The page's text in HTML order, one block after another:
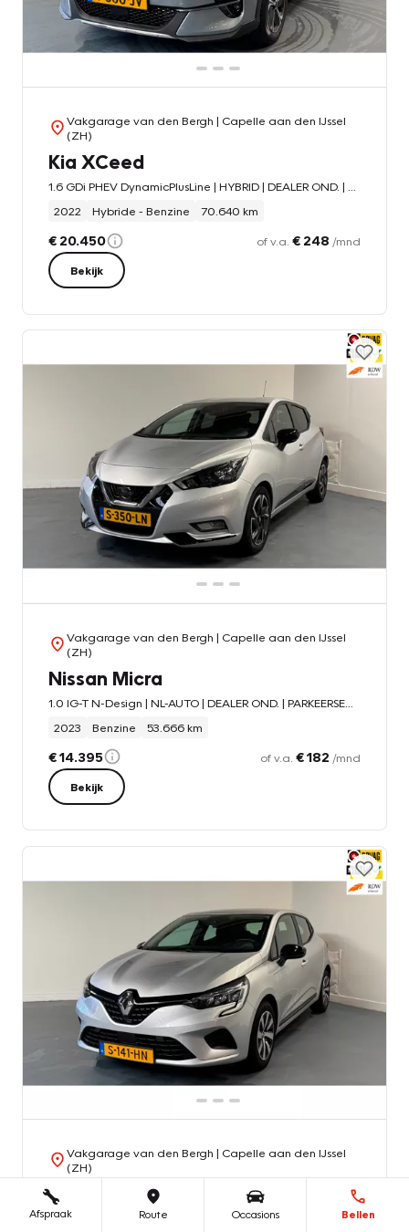
Vakgarage van den Bergh | Capelle aan den IJssel
(ZH)
Kia XCeed
2022
Hybride - Benzine 70.640 km
€ 20.450 of v.a. € 248 /mnd
Bekijk
Vakgarage van den Bergh | Capelle aan den IJssel
(ZH)
Nissan Micra
2023
Benzine 53.666 km
€ 14.395 of v.a. € 182 /mnd
Bekijk
Vakgarage van den Bergh | Capelle aan den IJssel
(ZH)
Renault Clio
1.0 TCe 90 Equilibre | NL-AUTO | NAVI + CARPLAY | PARKEERSENS. |
Afspraak Route Occasions Bellen